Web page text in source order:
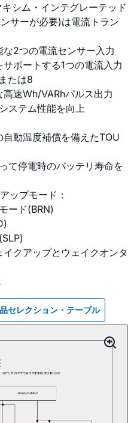
シム・インテグレーテッド
サーが必要)は電流トラン
2つの電流センサー入力
ポートする1つの電流入力
たは8
速Wh/VARhパルス出力
ステム性能を向上
動温度補償を備えたTOU
て停電時のバッテリ寿命を
ップモード：
ード(BRN)
クアップとウェイクオンタ
セレクション・テーブル